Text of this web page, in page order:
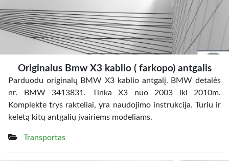
Originalus Bmw X3 kablio ( farkopo) antgalis
Parduodu originalų BMW X3 kablio antgalį. BMW detalės
nr. BMW 3413831. Tinka X3 nuo 2003 iki 2010m.
Komplekte trys rakteliai, yra naudojimo instrukcija. Turiu ir
keletą kitų antgalių įvairiems modeliams.
Transportas